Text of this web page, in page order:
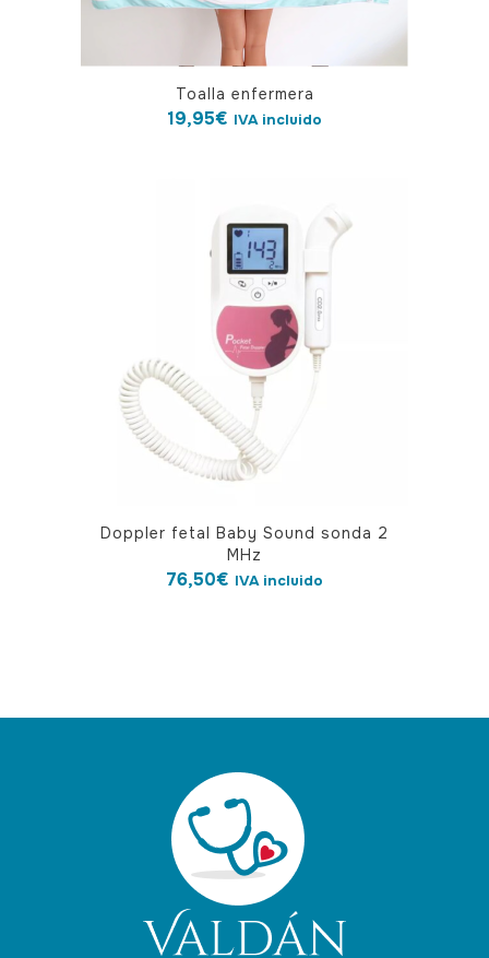
Toalla enfermera
19,95€ IVA incluido
Doppler fetal Baby Sound sonda 2
MHz
76,50€ IVA incluido